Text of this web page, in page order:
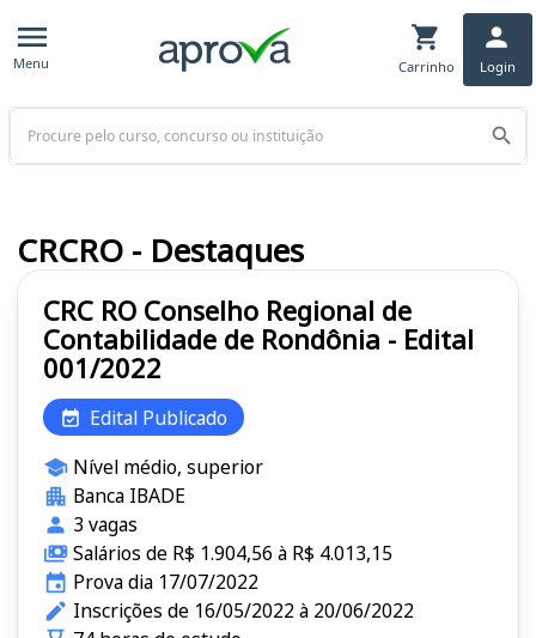
Menu Carrinho Login
Buscar
CRC RO Conselho Regional de
Contabilidade de Rondônia - Edital
001/2022
Edital Publicado
Nível médio, superior
Banca IBADE
3 vagas
Salários de R$ 1.904,56 à R$ 4.013,15
Prova dia 17/07/2022
Inscrições de 16/05/2022 à 20/06/2022
CRCRO - Destaques